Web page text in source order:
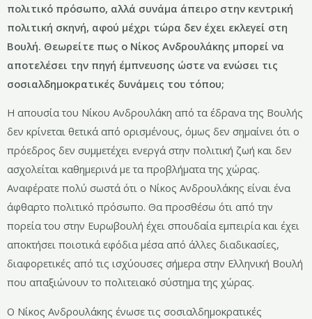
πολιτικό πρόσωπο, αλλά συνάμα άπειρο στην κεντρική
πολιτική σκηνή, αφού μέχρι τώρα δεν έχει εκλεγεί στη
Βουλή. Θεωρείτε πως ο Νίκος Ανδρουλάκης μπορεί να
αποτελέσει την πηγή έμπνευσης ώστε να ενώσει τις
σοσιαλδημοκρατικές δυνάμεις του τόπου;
Η απουσία του Νίκου Ανδρουλάκη από τα έδρανα της Βουλής
δεν κρίνεται θετικά από ορισμένους, όμως δεν σημαίνει ότι ο
πρόεδρος δεν συμμετέχει ενεργά στην πολιτική ζωή και δεν
ασχολείται καθημερινά με τα προβλήματα της χώρας.
Αναφέρατε πολύ σωστά ότι ο Νίκος Ανδρουλάκης είναι ένα
άφθαρτο πολιτικό πρόσωπο. Θα προσθέσω ότι από την
πορεία του στην Ευρωβουλή έχει σπουδαία εμπειρία και έχει
αποκτήσει ποιοτικά εφόδια μέσα από άλλες διαδικασίες,
διαφορετικές από τις ισχύουσες σήμερα στην Ελληνική Βουλή
που απαξιώνουν το πολιτειακό σύστημα της χώρας.
Ο Νίκος Ανδρουλάκης ένωσε τις σοσιαλδημοκρατικές